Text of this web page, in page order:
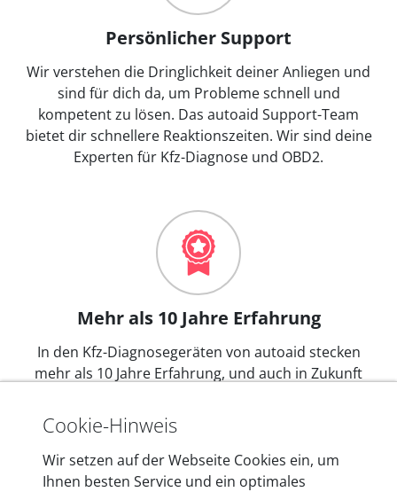
Persönlicher Support
Wir verstehen die Dringlichkeit deiner Anliegen und
sind für dich da, um Probleme schnell und
kompetent zu lösen. Das autoaid Support-Team
bietet dir schnellere Reaktionszeiten. Wir sind deine
Experten für Kfz-Diagnose und OBD2.
Mehr als 10 Jahre Erfahrung
In den Kfz-Diagnosegeräten von autoaid stecken
mehr als 10 Jahre Erfahrung, und auch in Zukunft
Berlin laufend weiter. Auf diese Qualität vertrauen
heute mehr als 60.000 Privatkunden und
Unternehmen.
Cookie-Hinweis
Wir setzen auf der Webseite Cookies ein, um
Ihnen besten Service und ein optimales